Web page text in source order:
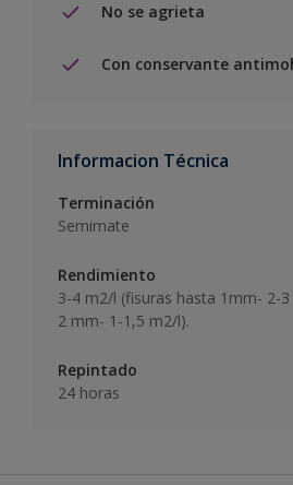
No se agrieta
Con conservante
Informacion Técnica
Terminación
Semimate
Rendimiento
3-4 m2/l (fisuras hasta 1mm- 2-
2 mm- 1-1,5 m2/l).
Repintado
24 horas